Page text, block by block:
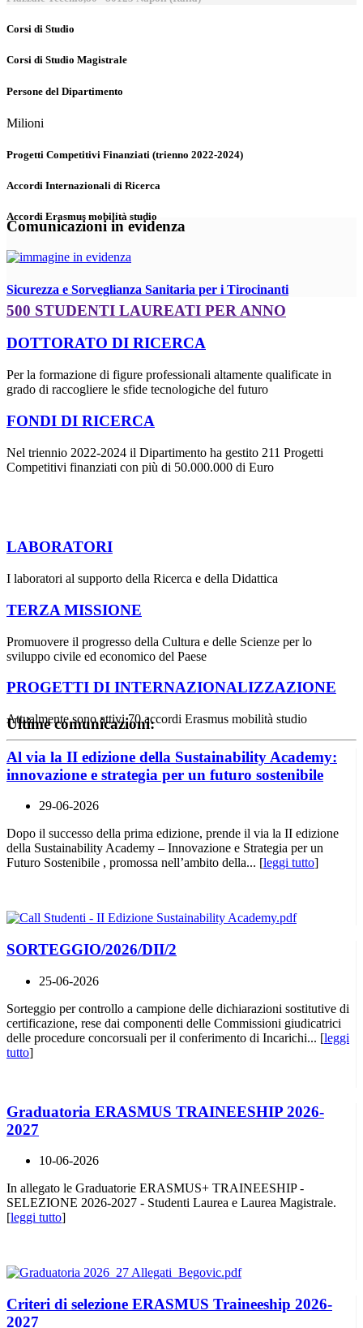
Corsi di Studio
Corsi di Studio Magistrale
Persone del Dipartimento
Milioni
Progetti Competitivi Finanziati (trienno 2022-2024)
Accordi Internazionali di Ricerca
Accordi Erasmus mobilità studio
Comunicazioni in evidenza
Sicurezza e Sorveglianza Sanitaria per i Tirocinanti
500 STUDENTI LAUREATI PER ANNO
DOTTORATO DI RICERCA
Per la formazione di figure professionali altamente qualificate in
grado di raccogliere le sfide tecnologiche del futuro
FONDI DI RICERCA
Nel triennio 2022-2024 il Dipartimento ha gestito 211 Progetti
Competitivi finanziati con più di 50.000.000 di Euro
LABORATORI
I laboratori al supporto della Ricerca e della Didattica
TERZA MISSIONE
Promuovere il progresso della Cultura e delle Scienze per lo
sviluppo civile ed economico del Paese
PROGETTI DI INTERNAZIONALIZZAZIONE
Attualmente sono attivi 70 accordi Erasmus mobilità studio
Ultime comunicazioni:
Al via la II edizione della Sustainability Academy:
innovazione e strategia per un futuro sostenibile
29-06-2026
Dopo il successo della prima edizione, prende il via la II edizione
della Sustainability Academy – Innovazione e Strategia per un
Futuro Sostenibile , promossa nell’ambito della... [leggi tutto]
SORTEGGIO/2026/DII/2
25-06-2026
Sorteggio per controllo a campione delle dichiarazioni sostitutive di
certificazione, rese dai componenti delle Commissioni giudicatrici
delle procedure concorsuali per il conferimento di Incarichi... [leggi
tutto]
Graduatoria ERASMUS TRAINEESHIP 2026-
2027
10-06-2026
In allegato le Graduatorie ERASMUS+ TRAINEESHIP -
SELEZIONE 2026-2027 - Studenti Laurea e Laurea Magistrale.
[leggi tutto]
Criteri di selezione ERASMUS Traineeship 2026-
2027